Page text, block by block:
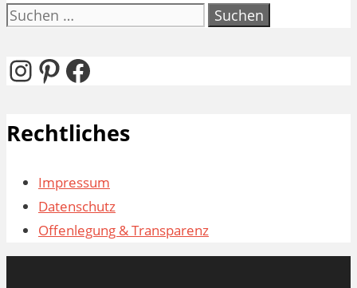
Suchen
Instagram
Pinterest
Facebook
Rechtliches
Impressum
Datenschutz
Offenlegung & Transparenz